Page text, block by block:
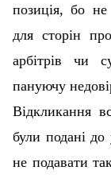
позиція, бо не
для сторін
арбітрів чи
пануючу
Відкликання
були подані до
не подавати